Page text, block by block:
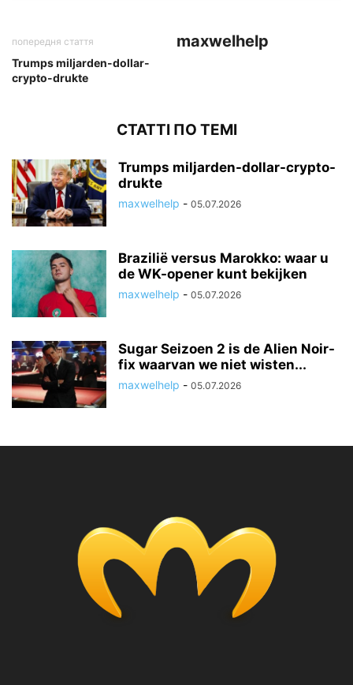
попередня стаття
Trumps miljarden-dollar-
crypto-drukte
maxwelhelp
СТАТТІ ПО ТЕМІ
Trumps miljarden-dollar-crypto-
drukte
maxwelhelp - 05.07.2026
Brazilië versus Marokko: waar u
de WK-opener kunt bekijken
maxwelhelp - 05.07.2026
Sugar Seizoen 2 is de Alien Noir-
fix waarvan we niet wisten...
maxwelhelp - 05.07.2026